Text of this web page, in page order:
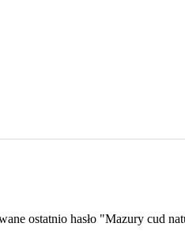
ostatnio hasło "Mazury cud